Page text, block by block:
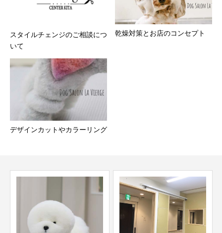
スタイルチェンジのご相談につ
いて
乾燥対策とお店のコンセプト
デザインカットやカラーリング